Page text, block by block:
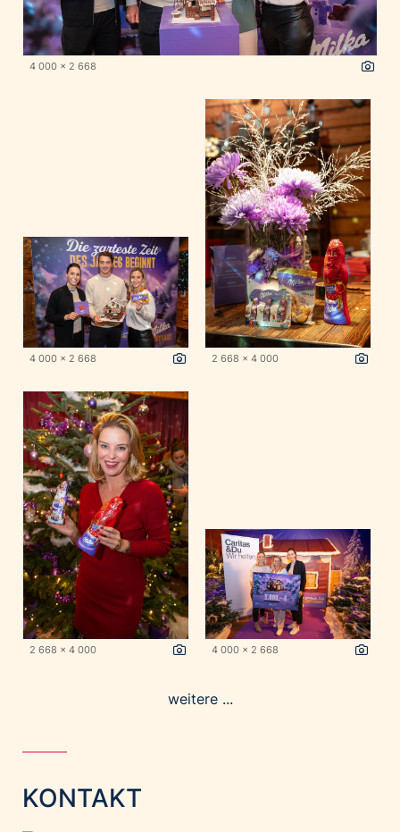
4 000 x 2 668
4 000 x 2 668 2 668 x 4 000
2 668 x 4 000 4 000 x 2 668
weitere ...
KONTAKT